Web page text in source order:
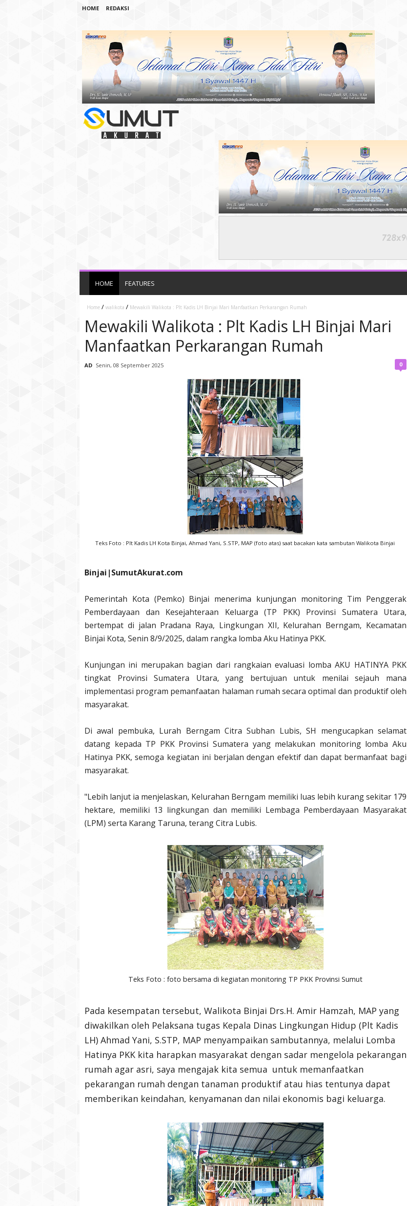
HOME REDAKSI
HOME FEATURES
Home / walikota / Mewakili Walikota : Plt Kadis LH Binjai Mari Manfaatkan Perkarangan Rumah
Mewakili Walikota : Plt Kadis LH Binjai Mari
Manfaatkan Perkarangan Rumah
AD Senin, 08 September 2025 0
Teks Foto : Plt Kadis LH Kota Binjai, Ahmad Yani, S.STP, MAP (foto atas) saat bacakan kata sambutan Walikota Binjai
Binjai|SumutAkurat.com
Pemerintah Kota (Pemko) Binjai menerima kunjungan monitoring Tim Penggerak
Pemberdayaan dan Kesejahteraan Keluarga (TP PKK) Provinsi Sumatera Utara,
bertempat di jalan Pradana Raya, Lingkungan XII, Kelurahan Berngam, Kecamatan
Binjai Kota, Senin 8/9/2025, dalam rangka lomba Aku Hatinya PKK.
Kunjungan ini merupakan bagian dari rangkaian evaluasi lomba AKU HATINYA PKK
tingkat Provinsi Sumatera Utara, yang bertujuan untuk menilai sejauh mana
implementasi program pemanfaatan halaman rumah secara optimal dan produktif oleh
masyarakat.
Di awal pembuka, Lurah Berngam Citra Subhan Lubis, SH mengucapkan selamat
datang kepada TP PKK Provinsi Sumatera yang melakukan monitoring lomba Aku
Hatinya PKK, semoga kegiatan ini berjalan dengan efektif dan dapat bermanfaat bagi
masyarakat.
"Lebih lanjut ia menjelaskan, Kelurahan Berngam memiliki luas lebih kurang sekitar 179
hektare, memiliki 13 lingkungan dan memiliki Lembaga Pemberdayaan Masyarakat
(LPM) serta Karang Taruna, terang Citra Lubis.
Teks Foto : foto bersama di kegiatan monitoring TP PKK Provinsi Sumut
Pada kesempatan tersebut, Walikota Binjai Drs.H. Amir Hamzah, MAP yang
diwakilkan oleh Pelaksana tugas Kepala Dinas Lingkungan Hidup (Plt Kadis
LH) Ahmad Yani, S.STP, MAP menyampaikan sambutannya, melalui Lomba
Hatinya PKK kita harapkan masyarakat dengan sadar mengelola pekarangan
rumah agar asri, saya mengajak kita semua untuk memanfaatkan
pekarangan rumah dengan tanaman produktif atau hias tentunya dapat
memberikan keindahan, kenyamanan dan nilai ekonomis bagi keluarga.